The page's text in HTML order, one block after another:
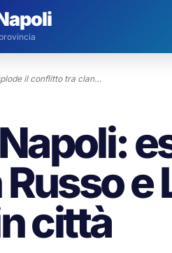
il conflitto tra clan…
città